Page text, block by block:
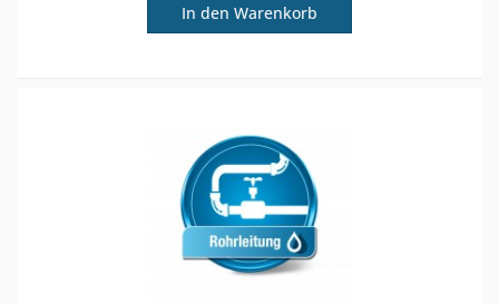
In den Warenkorb